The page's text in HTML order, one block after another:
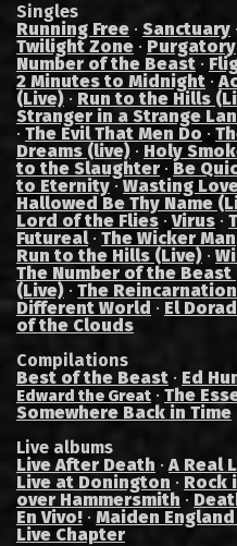
Singles
Running Free · Sanctuary ·
Twilight Zone · Purgatory
Number of the Beast ·
2 Minutes to Midnight ·
(Live) · Run to the Hills
Stranger in a Strange
· The Evil That Men Do ·
Dreams (live) · Holy
to the Slaughter · Be
to Eternity·Wasting
Hallowed Be Thy Name
Lord of the Flies ·Virus ·
Futureal· The Wicker Man
Run to the Hills (Live) ·
The Number of the Beast
(Live) · The
Different World · El
of the Clouds
Compilations
Best of the Beast · Ed
Edward the Great · The
Somewhere Back in Time
Live albums
Live After Death ·A Real
Live at Donington · Rock
over Hammersmith ·
En Vivo! · Maiden
Live Chapter